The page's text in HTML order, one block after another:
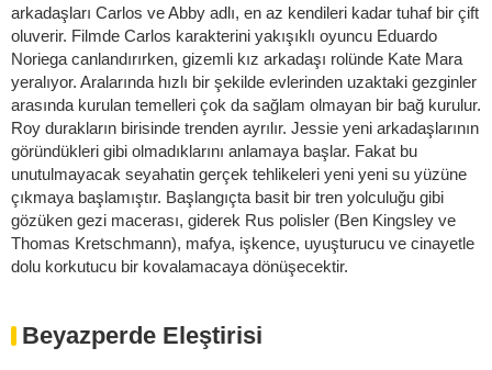
arkadaşları Carlos ve Abby adlı, en az kendileri kadar tuhaf bir çift
oluverir. Filmde Carlos karakterini yakışıklı oyuncu Eduardo
Noriega canlandırırken, gizemli kız arkadaşı rolünde Kate Mara
yeralıyor. Aralarında hızlı bir şekilde evlerinden uzaktaki gezginler
arasında kurulan temelleri çok da sağlam olmayan bir bağ kurulur.
Roy durakların birisinde trenden ayrılır. Jessie yeni arkadaşlarının
göründükleri gibi olmadıklarını anlamaya başlar. Fakat bu
unutulmayacak seyahatin gerçek tehlikeleri yeni yeni su yüzüne
çıkmaya başlamıştır. Başlangıçta basit bir tren yolculuğu gibi
gözüken gezi macerası, giderek Rus polisler (Ben Kingsley ve
Thomas Kretschmann), mafya, işkence, uyuşturucu ve cinayetle
dolu korkutucu bir kovalamacaya dönüşecektir.
Beyazperde Eleştirisi